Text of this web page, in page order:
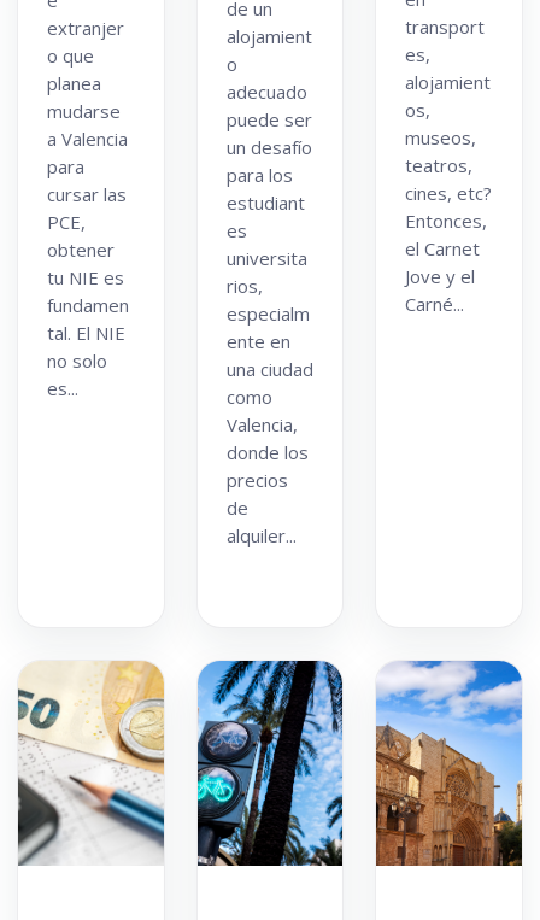
extranjer
o que
planea
mudarse
a Valencia
para
cursar las
PCE,
obtener
tu NIE es
fundamen
tal. El NIE
no solo
es...
de un
alojamient
o
adecuado
puede ser
un desafío
para los
estudiant
es
universita
rios,
especialm
ente en
una ciudad
como
Valencia,
donde los
precios
de
alquiler...
transport
es,
alojamient
os,
museos,
teatros,
cines, etc?
Entonces,
el Carnet
Jove y el
Carné...